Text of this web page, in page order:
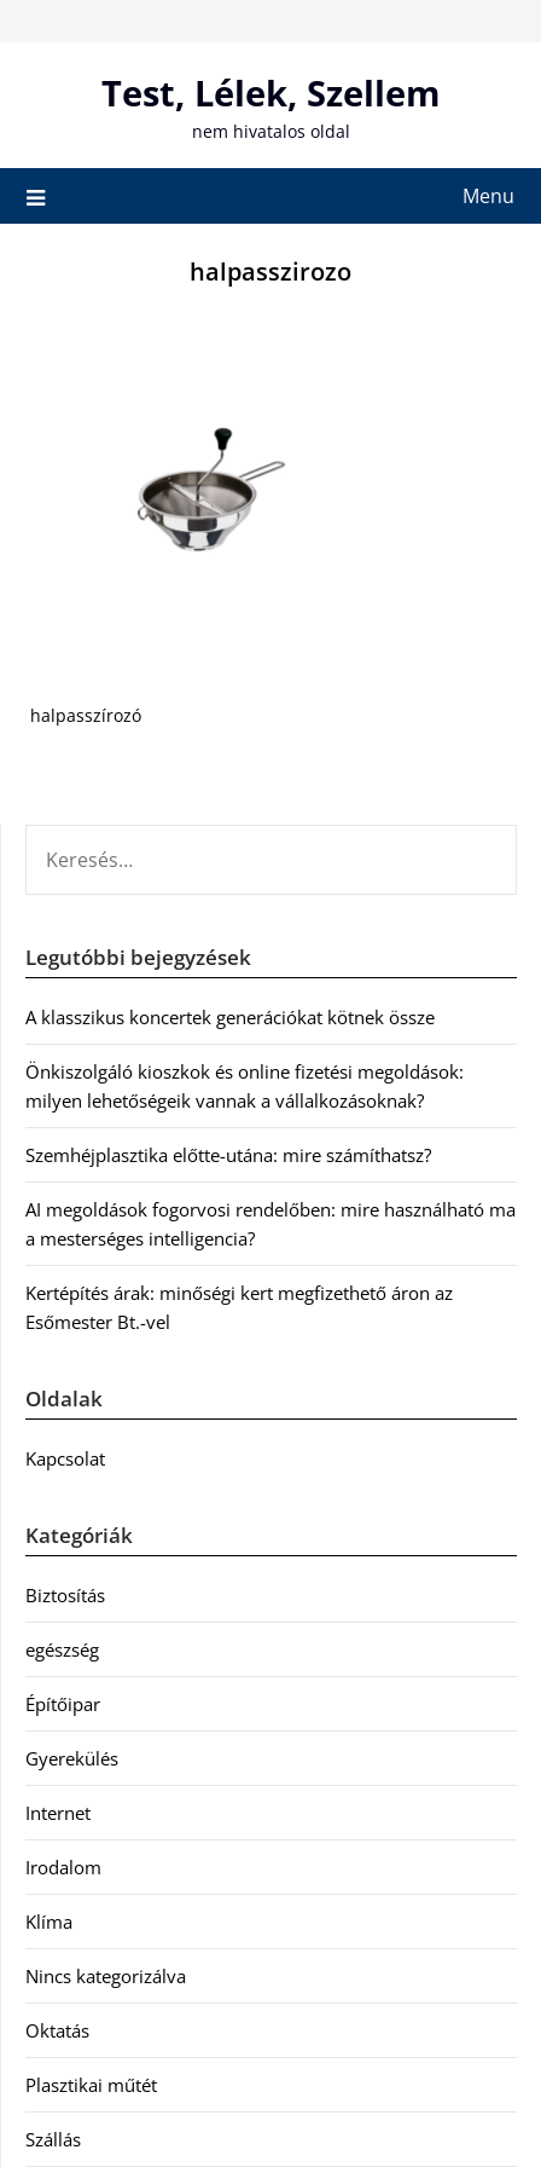
Test, Lélek, Szellem
nem hivatalos oldal
Menu
halpasszirozo
halpasszírozó
Legutóbbi bejegyzések
A klasszikus koncertek generációkat kötnek össze
Önkiszolgáló kioszkok és online fizetési megoldások:
milyen lehetőségeik vannak a vállalkozásoknak?
Szemhéjplasztika előtte-utána: mire számíthatsz?
AI megoldások fogorvosi rendelőben: mire használható ma
a mesterséges intelligencia?
Kertépítés árak: minőségi kert megfizethető áron az
Esőmester Bt.-vel
Oldalak
Kapcsolat
Kategóriák
Biztosítás
egészség
Építőipar
Gyerekülés
Internet
Irodalom
Klíma
Nincs kategorizálva
Oktatás
Plasztikai műtét
Szállás